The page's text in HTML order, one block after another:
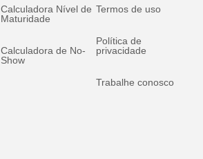
Calculadora Nível de
Maturidade
Calculadora de No-
Show
Termos de uso
Política de
privacidade
Trabalhe conosco